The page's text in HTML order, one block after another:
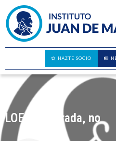
HAZTE SOCIO
LOE: de entrada, no